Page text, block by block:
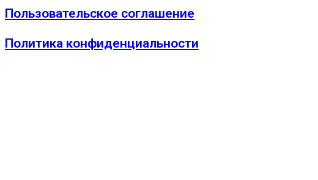
Пользовательское соглашение
Политика конфиденциальности